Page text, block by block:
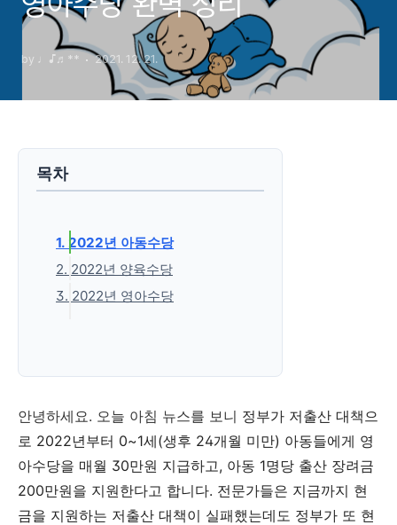
by ♩♪♬** 2021. 12. 21.
목차
1. 2022년 아동수당
2. 2022년 양육수당
3. 2022년 영아수당
안녕하세요. 오늘 아침 뉴스를 보니 정부가 저출산 대책으
로 2022년부터 0~1세(생후 24개월 미만) 아동들에게 영
아수당을 매월 30만원 지급하고, 아동 1명당 출산 장려금
200만원을 지원한다고 합니다. 전문가들은 지금까지 현
금을 지원하는 저출산 대책이 실패했는데도 정부가 또 현